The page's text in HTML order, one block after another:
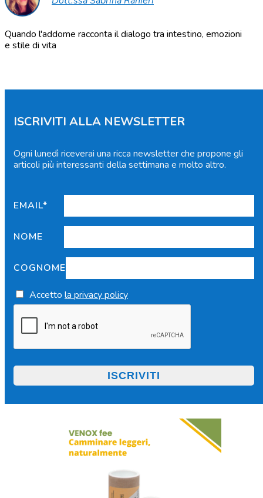
Quando l'addome racconta il dialogo tra intestino, emozioni
e stile di vita
ISCRIVITI ALLA NEWSLETTER
Ogni lunedì riceverai una ricca newsletter che propone gli
articoli più interessanti della settimana e molto altro.
EMAIL*
NOME
COGNOME
Accetto la privacy policy